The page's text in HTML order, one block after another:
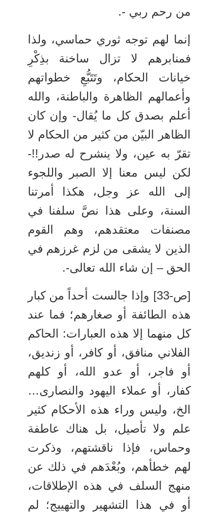
من رحم ربي -.
إنما لهم توجه ثوري حماسي، ولذا
فمنابرهم لا تزال ساخنة بذِكْرِ
خيانات الحكام، وتَتَبُّعِ خطواتهم
وأعمالهم الظاهرة والباطنة، والله
أعلم بصدق كل ما يُقال- وإن كان
الظاهر البيّن من كثير من الحكام لا
تقرّ به عين، ولا ينشرح له صدر!!-
لكن ليس معنا إلا الصبر واللجوء
إلى الله عز وجل، هكذا أمرتنا
السنة، وعلى هذا نصَّ سلفنا في
مصنفات معتقدهم، وهم القوم
الذين لا يشقى من لزم غرزهم في
الحق – إن شاء الله تعالى-.
[ص-33] وإذا جالست أحداً من كبار
هذه الطائفة أو صغارهم؛ فما عند
كل منهما إلا هذه العبارات: الحاكم
الفلاني منافق، أو كافر، أو زنديق،
أو فاجر، أو عدو الله، أو كلهم
كفار، أو عملاء اليهود والنصارى…
الخ، وليس وراء هذه الأحكام كثير
علم ولا تأصيل، بل هناك عاطفة
وحماس، فإذا ناقشتهم، وذكرت
لهم خطأهم، وبُعْدَهم في ذلك عن
منهج السلف في هذه الإطلاقات،
أو في هذا التشهير والتهييج؛ لم